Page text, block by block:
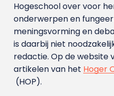
Hogeschool over voor
onderwerpen en
meningsvorming en
is daarbij niet
redactie. Op de website
artikelen van het Hoger
(HOP).